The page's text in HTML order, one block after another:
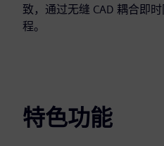
致，通过无缝 CAD 耦合即
程。
特色功能